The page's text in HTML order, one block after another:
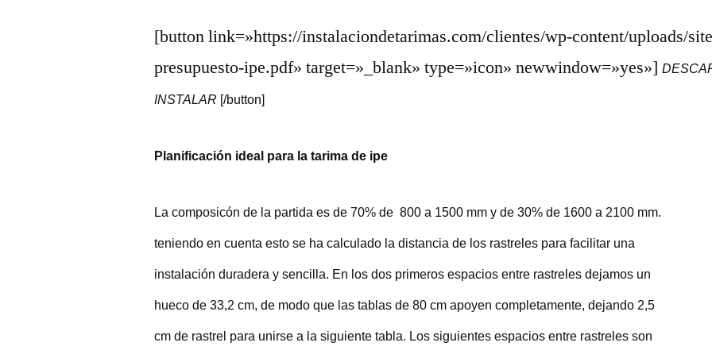
[button link=»https://instalaciondetarimas.com/clientes/wp-content/uploads/
presupuesto-ipe.pdf» target=»_blank» type=»icon» newwindow=»yes»]
INSTALAR [/button]
Planificación ideal para la tarima de ipe
La composicón de la partida es de 70% de 800 a 1500 mm y de 30% de 1600 a 2100 mm.
teniendo en cuenta esto se ha calculado la distancia de los rastreles para facilitar una
instalación duradera y sencilla. En los dos primeros espacios entre rastreles dejamos un
hueco de 33,2 cm, de modo que las tablas de 80 cm apoyen completamente, dejando 2,5
cm de rastrel para unirse a la siguiente tabla. Los siguientes espacios entre rastreles son